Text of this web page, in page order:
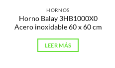
HORNOS
Horno Balay 3HB1000X0
Acero inoxidable 60 x 60 cm
LEER MÁS